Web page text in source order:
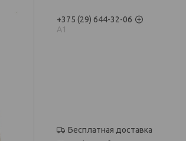
+375 (29) 644-32-06
А1
Бесплатная доставка